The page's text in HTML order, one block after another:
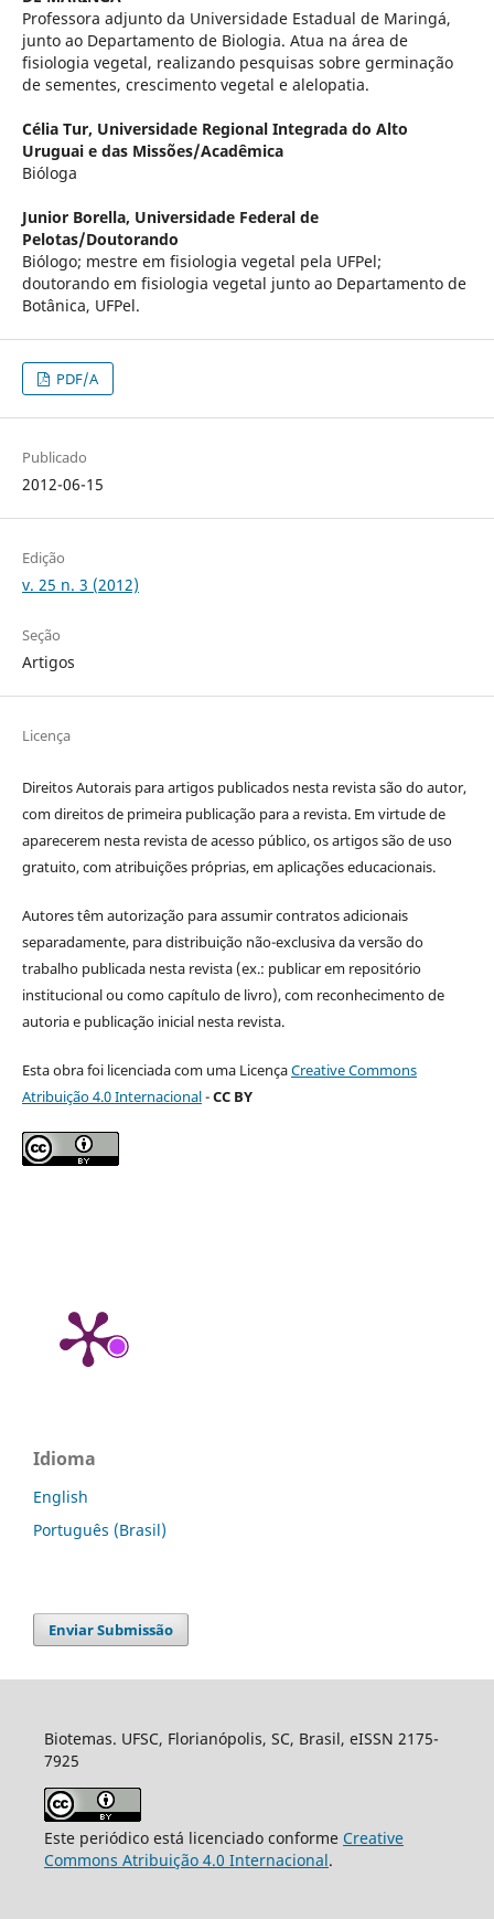
Professora adjunto da Universidade Estadual de Maringá,
junto ao Departamento de Biologia. Atua na área de
fisiologia vegetal, realizando pesquisas sobre germinação
de sementes, crescimento vegetal e alelopatia.
Célia Tur, Universidade Regional Integrada do Alto
Uruguai e das Missões/Acadêmica
Bióloga
Junior Borella, Universidade Federal de
Pelotas/Doutorando
Biólogo; mestre em fisiologia vegetal pela UFPel;
doutorando em fisiologia vegetal junto ao Departamento de
Botânica, UFPel.
PDF/A
Publicado
2012-06-15
Edição
v. 25 n. 3 (2012)
Seção
Artigos
Licença
Direitos Autorais para artigos publicados nesta revista são do autor,
com direitos de primeira publicação para a revista. Em virtude de
aparecerem nesta revista de acesso público, os artigos são de uso
gratuito, com atribuições próprias, em aplicações educacionais.
Autores têm autorização para assumir contratos adicionais
separadamente, para distribuição não-exclusiva da versão do
trabalho publicada nesta revista (ex.: publicar em repositório
institucional ou como capítulo de livro), com reconhecimento de
autoria e publicação inicial nesta revista.
Esta obra foi licenciada com uma LicençaCreative Commons
Atribuição 4.0 Internacional-CC BY
Idioma
English
Português (Brasil)
Enviar Submissão
Biotemas. UFSC, Florianópolis, SC, Brasil, eISSN 2175-
7925
Este periódico está licenciado conforme Creative
Commons Atribuição 4.0 Internacional.